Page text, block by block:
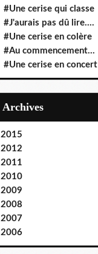
#Une cerise qui classe
#J'aurais pas dû lire....
#Une cerise en colère
#Au commencement...
#Une cerise en concert
Archives
2015
2012
2011
2010
2009
2008
2007
2006